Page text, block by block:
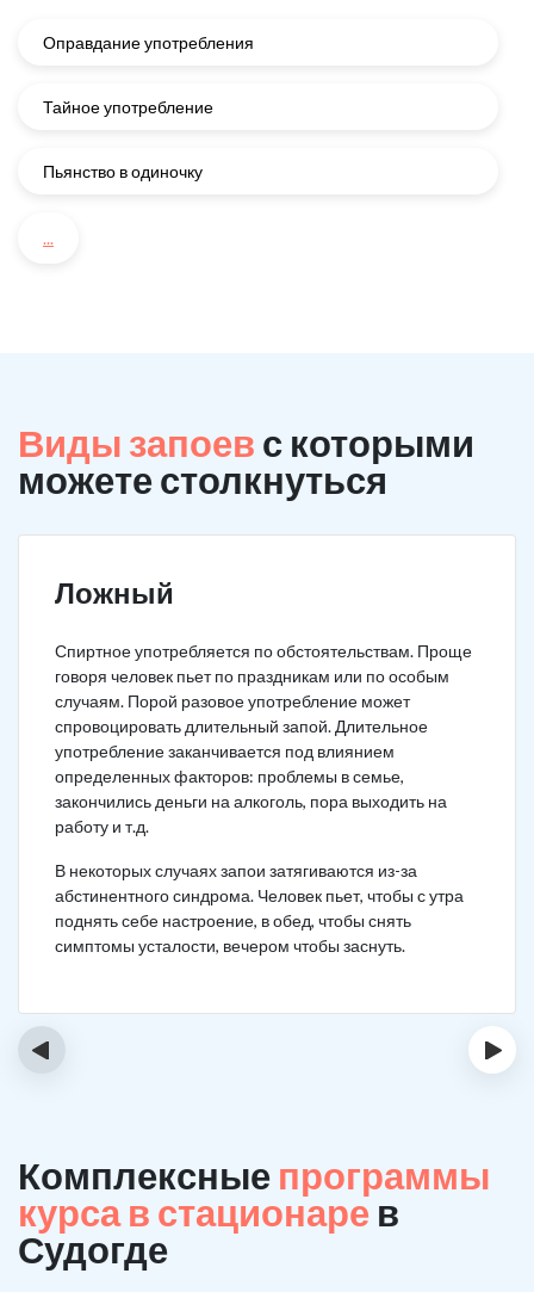
Оправдание употребления
Тайное употребление
Пьянство в одиночку
...
Виды запоев с которыми
можете столкнуться
Ложный
Спиртное употребляется по обстоятельствам. Проще
говоря человек пьет по праздникам или по особым
случаям. Порой разовое употребление может
спровоцировать длительный запой. Длительное
употребление заканчивается под влиянием
определенных факторов: проблемы в семье,
закончились деньги на алкоголь, пора выходить на
работу и т.д.
В некоторых случаях запои затягиваются из-за
абстинентного синдрома. Человек пьет, чтобы с утра
поднять себе настроение, в обед, чтобы снять
симптомы усталости, вечером чтобы заснуть.
‹ ›
Комплексные программы
курса в стационаре в
Судогде